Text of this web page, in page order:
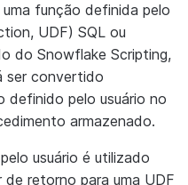
função definida pelo
UDF) SQL ou
do Snowflake Scripting,
ser convertido
definido pelo usuário no
armazenado.
usuário é utilizado
retorno para uma UDF